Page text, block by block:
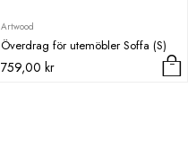
Artwood
Överdrag för utemöbler Soffa (S)
759,00 kr